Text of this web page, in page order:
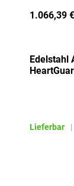
1.066,39 €
Edelstahl
Lieferbar |